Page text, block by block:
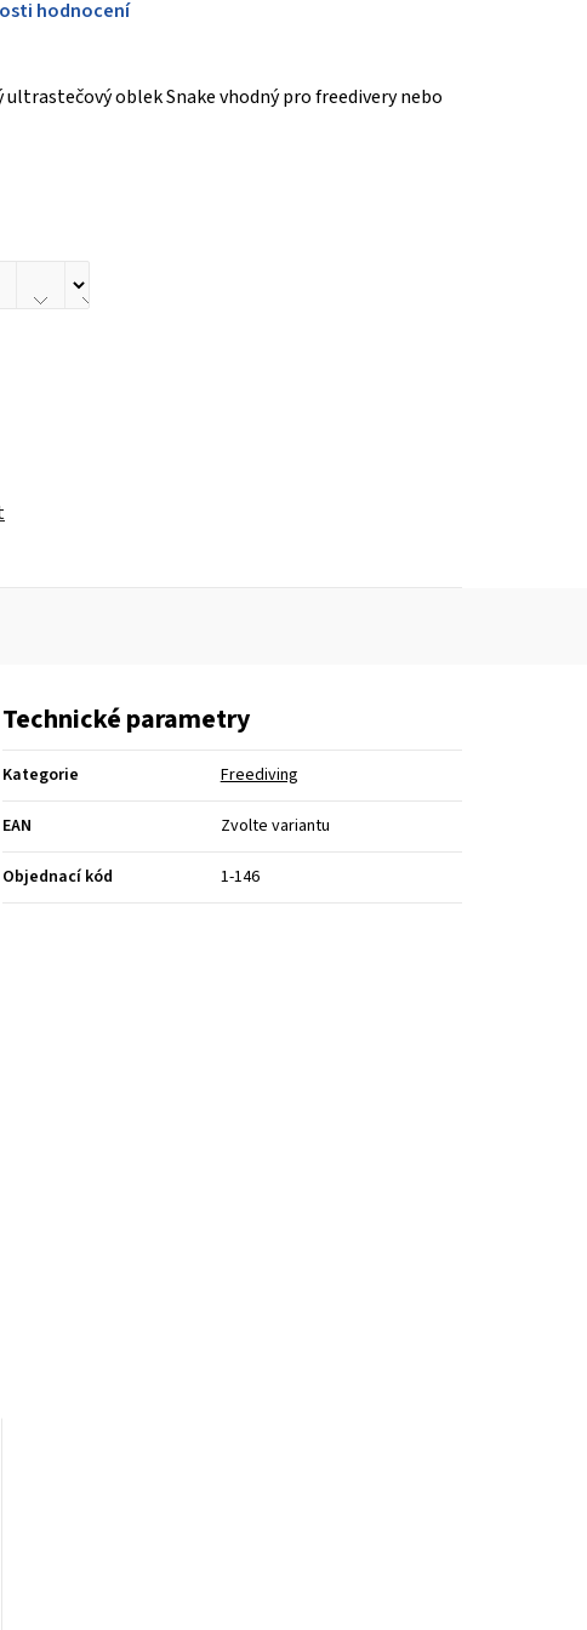
hodnocení
ultrastečový oblek Snake vhodný pro freedivery nebo
Technické parametry
Kategorie Freediving
EAN Zvolte variantu
Objednací kód 1-146